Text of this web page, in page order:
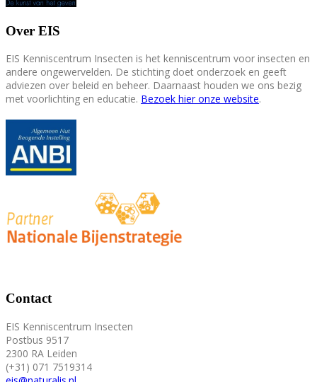
Over EIS
EIS Kenniscentrum Insecten is het kenniscentrum voor insecten en
andere ongewervelden. De stichting doet onderzoek en geeft
adviezen over beleid en beheer. Daarnaast houden we ons bezig
met voorlichting en educatie. Bezoek hier onze website.
Contact
EIS Kenniscentrum Insecten
Postbus 9517
2300 RA Leiden
(+31) 071 7519314